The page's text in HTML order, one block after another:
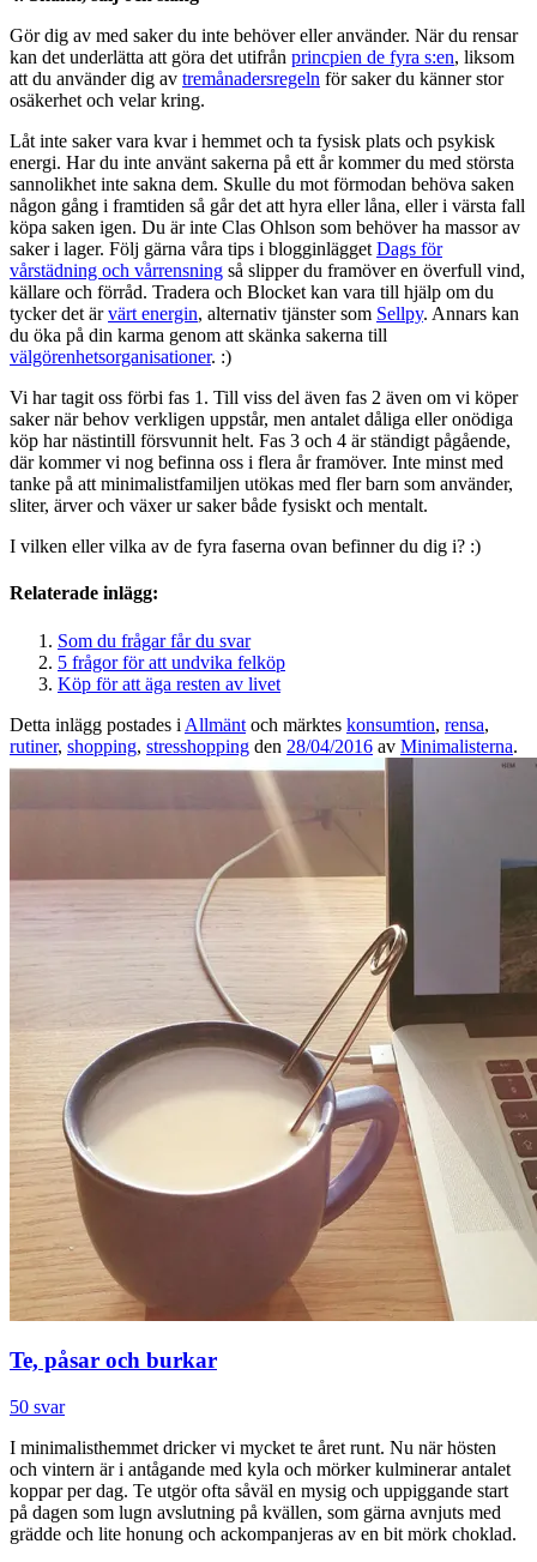
Gör dig av med saker du inte behöver eller använder. När du rensar
kan det underlätta att göra det utifrån princpien de fyra s:en, liksom
att du använder dig av tremånadersregeln för saker du känner stor
osäkerhet och velar kring.
Låt inte saker vara kvar i hemmet och ta fysisk plats och psykisk
energi. Har du inte använt sakerna på ett år kommer du med största
sannolikhet inte sakna dem. Skulle du mot förmodan behöva saken
någon gång i framtiden så går det att hyra eller låna, eller i värsta fall
köpa saken igen. Du är inte Clas Ohlson som behöver ha massor av
saker i lager. Följ gärna våra tips i blogginlägget Dags för
vårstädning och vårrensning så slipper du framöver en överfull vind,
källare och förråd. Tradera och Blocket kan vara till hjälp om du
tycker det ärvärt energin, alternativ tjänster som Sellpy. Annars kan
du öka på din karma genom att skänka sakerna till
välgörenhetsorganisationer. :)
Vi har tagit oss förbi fas 1. Till viss del även fas 2 även om vi köper
saker när behov verkligen uppstår, men antalet dåliga eller onödiga
köp har nästintill försvunnit helt. Fas 3 och 4 är ständigt pågående,
där kommer vi nog befinna oss i flera år framöver. Inte minst med
tanke på att minimalistfamiljen utökas med fler barn som använder,
sliter, ärver och växer ur saker både fysiskt och mentalt.
I vilken eller vilka av de fyra faserna ovan befinner du dig i? :)
Relaterade inlägg:
Som du frågar får du svar
5 frågor för att undvika felköp
Köp för att äga resten av livet
Detta inlägg postades i Allmänt och märktes konsumtion, rensa,
rutiner, shopping, stresshopping den 28/04/2016 av Minimalisterna.
Te, påsar och burkar
50 svar
I minimalisthemmet dricker vi mycket te året runt. Nu när hösten
och vintern är i antågande med kyla och mörker kulminerar antalet
koppar per dag. Te utgör ofta såväl en mysig och uppiggande start
på dagen som lugn avslutning på kvällen, som gärna avnjuts med
grädde och lite honung och ackompanjeras av en bit mörk choklad.